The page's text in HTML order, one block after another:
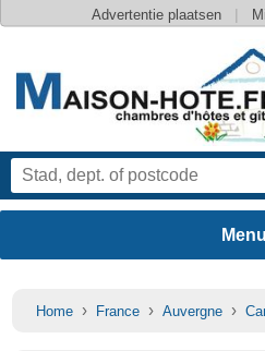
Advertentie plaatsen |
Home › France › Auvergne ›